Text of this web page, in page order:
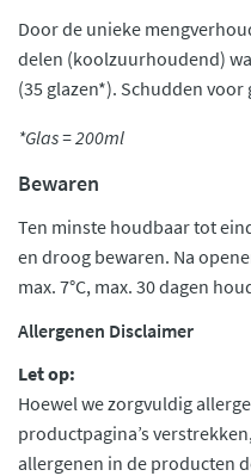
Door de unieke
delen (koolzuurhoudend)
(35 glazen*). Schudden voor
*Glas = 200ml
Bewaren
Ten minste houdbaar tot
en droog bewaren. Na
max. 7°C, max. 30 dagen
Allergenen Disclaimer
Let op:
Hoewel we zorgvuldig
productpagina’s
allergenen in de producten